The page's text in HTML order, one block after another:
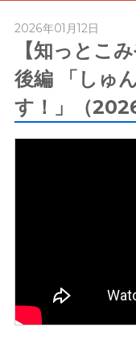
2026年01月12日
【知っとこ
後編 「しゅ
す！」（